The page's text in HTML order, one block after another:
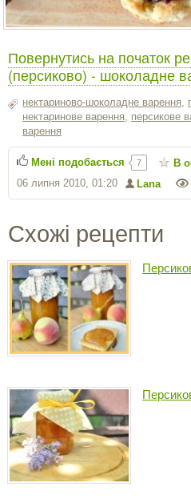
Повернутись на початок
(персиково) - шоколадне
нектариново-шоколадне варення,
нектаринове варення, персикове
варення
Lana
06 липня 2010, 01:20
Мені подобається 7 В
Схожі рецепти